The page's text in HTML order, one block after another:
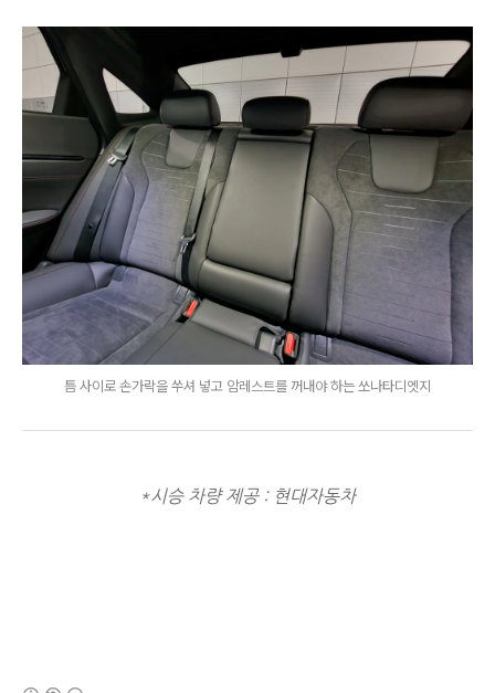
틈 사이로 손가락을 쑤셔 넣고 암레스트를 꺼내야 하는 쏘나타디엣지
*시승 차량 제공 : 현대자동차